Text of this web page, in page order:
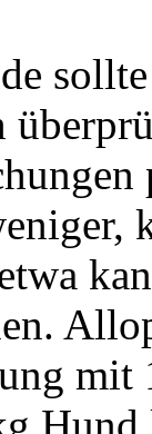
mit